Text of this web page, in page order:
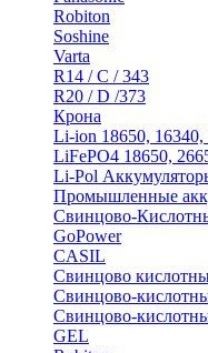
Robiton
Soshine
Varta
R14 / C / 343
R20 / D /373
Крона
Li-ion 18650, 16340,
LiFePO4 18650,
Li-Pol
Промышленные
Свинцово-
GoPower
CASIL
Свинцово
Cвинцово-
Cвинцово-
GEL